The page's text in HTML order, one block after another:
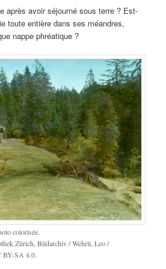
après avoir séjourné sous terre ? Est-
toute entière dans ses méandres,
nappe phréatique ?
colorisée.
Zürich, Bildarchiv / Wehrli, Leo /
BY-SA 4.0.